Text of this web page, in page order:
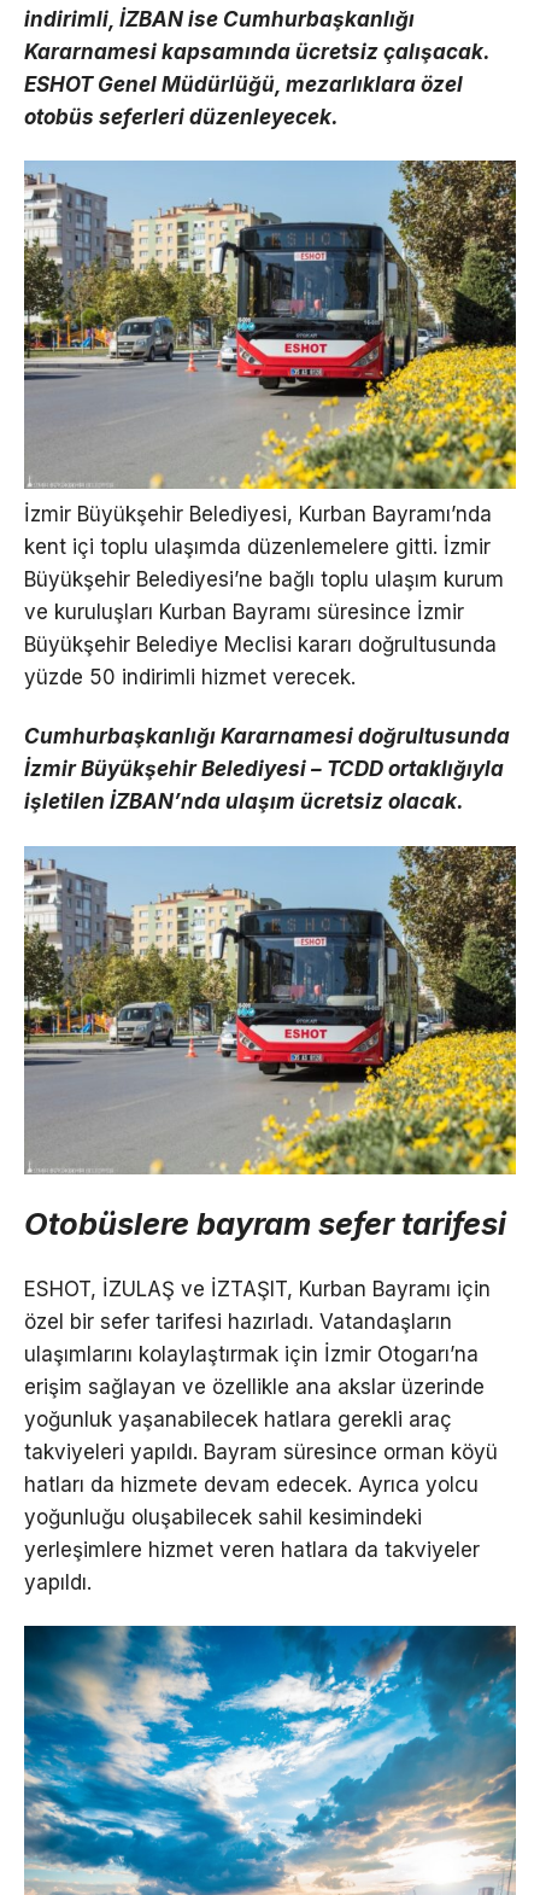
indirimli, İZBAN ise Cumhurbaşkanlığı
Kararnamesi kapsamında ücretsiz çalışacak.
ESHOT Genel Müdürlüğü, mezarlıklara özel
otobüs seferleri düzenleyecek.
İzmir Büyükşehir Belediyesi, Kurban Bayramı’nda
kent içi toplu ulaşımda düzenlemelere gitti. İzmir
Büyükşehir Belediyesi’ne bağlı toplu ulaşım kurum
ve kuruluşları Kurban Bayramı süresince İzmir
Büyükşehir Belediye Meclisi kararı doğrultusunda
yüzde 50 indirimli hizmet verecek.
Cumhurbaşkanlığı Kararnamesi doğrultusunda
İzmir Büyükşehir Belediyesi – TCDD ortaklığıyla
işletilen İZBAN’nda ulaşım ücretsiz olacak.
Otobüslere bayram sefer tarifesi
ESHOT, İZULAŞ ve İZTAŞIT, Kurban Bayramı için
özel bir sefer tarifesi hazırladı. Vatandaşların
ulaşımlarını kolaylaştırmak için İzmir Otogarı’na
erişim sağlayan ve özellikle ana akslar üzerinde
yoğunluk yaşanabilecek hatlara gerekli araç
takviyeleri yapıldı. Bayram süresince orman köyü
hatları da hizmete devam edecek. Ayrıca yolcu
yoğunluğu oluşabilecek sahil kesimindeki
yerleşimlere hizmet veren hatlara da takviyeler
yapıldı.